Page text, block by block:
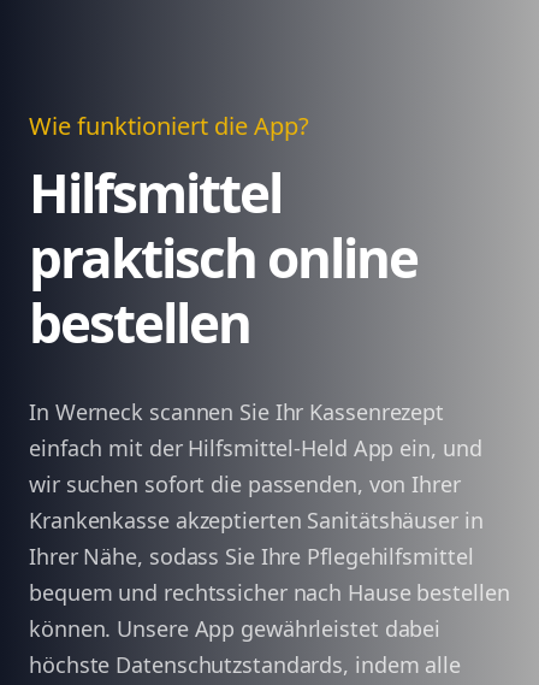
Wie funktioniert die App?
Hilfsmittel
praktisch online
bestellen
In Werneck scannen Sie Ihr Kassenrezept
einfach mit der Hilfsmittel-Held App ein, und
wir suchen sofort die passenden, von Ihrer
Krankenkasse akzeptierten Sanitätshäuser in
Ihrer Nähe, sodass Sie Ihre Pflegehilfsmittel
bequem und rechtssicher nach Hause bestellen
können. Unsere App gewährleistet dabei
höchste Datenschutzstandards, indem alle